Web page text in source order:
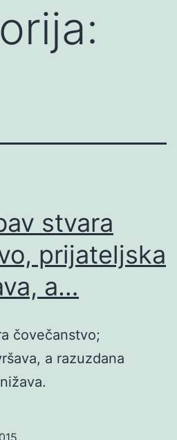
stvara
prijateljska
a…
čovečanstvo;
a razuzdana